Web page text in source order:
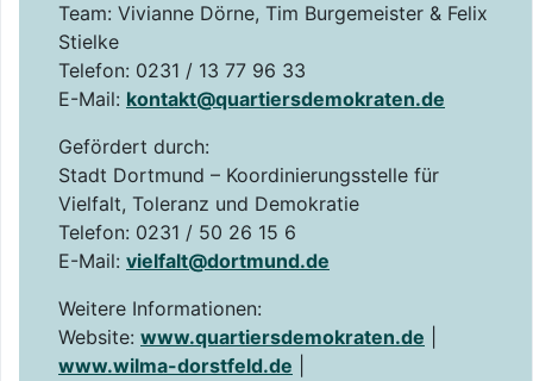
Team: Vivianne Dörne, Tim Burgemeister & Felix
Stielke
Telefon: 0231 / 13 77 96 33
E-Mail: kontakt@quartiersdemokraten.de
Gefördert durch:
Stadt Dortmund – Koordinierungsstelle für
Vielfalt, Toleranz und Demokratie
Telefon: 0231 / 50 26 15 6
E-Mail: vielfalt@dortmund.de
Weitere Informationen:
Website: www.quartiersdemokraten.de
www.wilma-dorstfeld.de